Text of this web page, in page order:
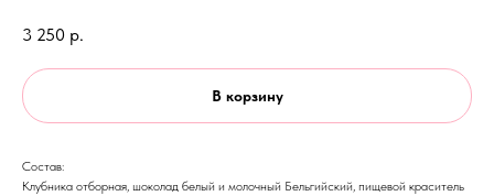
3 250 р.
В корзину
Состав:
Клубника отборная, шоколад белый и молочный Бельгийский, пищевой краситель